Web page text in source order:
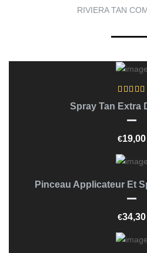
RIVIERA TAN
Ajouter Au
Spray Tan Extra
19,00
€
Ajouter Au
Pinceau Applicateur Et
34,30
€